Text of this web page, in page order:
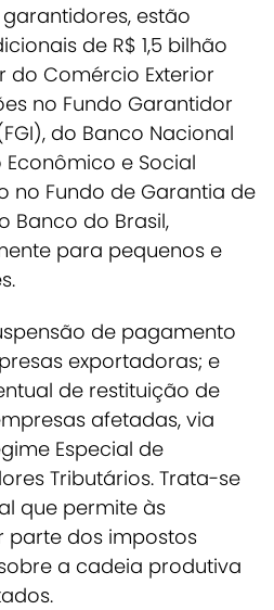
estão
de R$ 1,5 bilhão
do Comércio Exterior
no Fundo Garantidor
do Banco Nacional
e Social
no Fundo de Garantia de
Banco do Brasil,
para pequenos e
s.
de pagamento
exportadoras; e
de restituição de
afetadas, via
Especial de
Tributários. Trata-se
que permite às
parte dos impostos
a cadeia produtiva